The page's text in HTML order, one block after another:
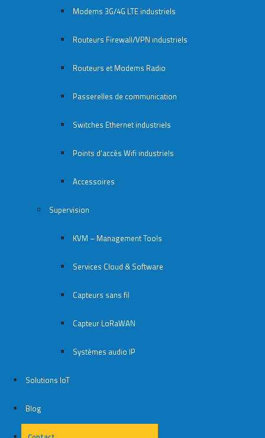
Modems 3G/4G LTE industriels
Routeurs Firewall/VPN industriels
Routeurs et Modems Radio
Passerelles de communication
Switches Ethernet industriels
Points d’accès Wifi industriels
Accessoires
Supervision
KVM – Management Tools
Services Cloud & Software
Capteurs sans fil
Capteur LoRaWAN
Systèmes audio IP
Solutions IoT
Blog